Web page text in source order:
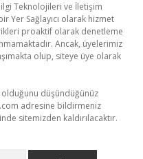
Teknolojileri ve İletişim
Yer Sağlayıcı olarak hizmet
proaktif olarak denetleme
Ancak, üyelerimiz
olup, siteye üye olarak
olduğunu düşündüğünüz
adresine bildirmeniz
sitemizden kaldırılacaktır.